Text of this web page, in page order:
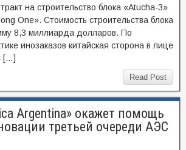
на строительство блока «Atucha-3»
One». Стоимость строительства блока
8,3 миллиарда долларов. По
инозаказов китайская сторона в лице
[…]
Read Post
Argentina» окажет помощь
третьей очереди АЭС